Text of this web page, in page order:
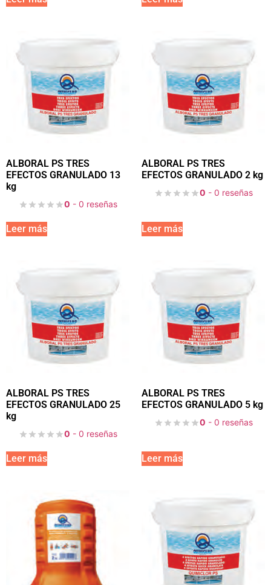
ALBORAL PS TRES
EFECTOS GRANULADO 13
kg
0 - 0 reseñas
Leer más
ALBORAL PS TRES
EFECTOS GRANULADO 2 kg
0 - 0 reseñas
Leer más
ALBORAL PS TRES
EFECTOS GRANULADO 25
kg
0 - 0 reseñas
Leer más
ALBORAL PS TRES
EFECTOS GRANULADO 5 kg
0 - 0 reseñas
Leer más